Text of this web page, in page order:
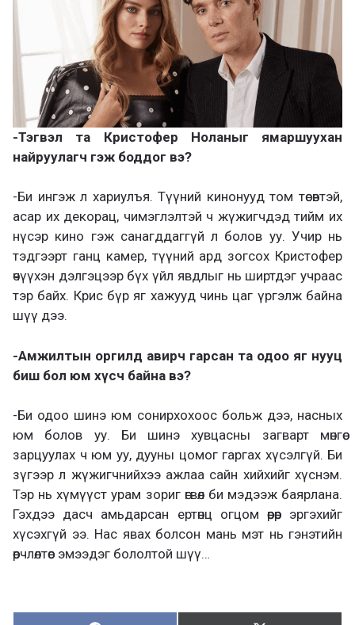
-Тэгвэл та Кристофер Ноланыг ямаршуухан
найруулагч гэж боддог вэ?
-Би ингэж л хариулъя. Түүний кинонууд том төсөвтэй,
асар их декорац, чимэглэлтэй ч жүжигчдэд тийм их
нүсэр кино гэж санагддаггүй л болов уу. Учир нь
тэдгээрт ганц камер, түүний ард зогсох Кристофер
өчүүхэн дэлгэцээр бүх үйл явдлыг нь ширтдэг учраас
тэр байх. Крис бүр яг хажууд чинь цаг үргэлж байна
шүү дээ.
-Амжилтын оргилд авирч гарсан та одоо яг нууц
биш бол юм хүсч байна вэ?
-Би одоо шинэ юм сонирхохоос больж дээ, насных
юм болов уу. Би шинэ хувцасны загварт мөнгөө
зарцуулах ч юм уу, дууны цомог гаргах хүсэлгүй. Би
зүгээр л жүжигчнийхээ ажлаа сайн хийхийг хүснэм.
Тэр нь хүмүүст урам зориг өгвөл би мэдээж баярлана.
Гэхдээ дасч амьдарсан ертөнц огцом өөрөөр эргэхийг
хүсэхгүй ээ. Нас явах болсон мань мэт нь гэнэтийн
өөрчлөлтөөс эмээдэг бололтой шүү…